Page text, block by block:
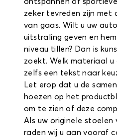
zeker tevreden zijn met
van gaas. Wilt u uw
uitstraling geven en
niveau tillen? Dan is
zoekt. Welk materiaal u
zelfs een tekst naar
Let erop dat u de
hoezen op het
om te zien of deze
Als uw originele stoelen
raden wij u aan vooraf